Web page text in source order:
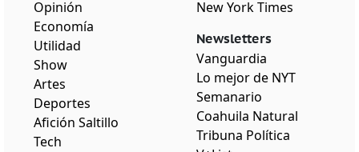
Opinión
Economía
Utilidad
Show
Artes
Deportes
Afición Saltillo
Tech
New York Times
Newsletters
Vanguardia
Lo mejor de NYT
Semanario
Coahuila Natural
Tribuna Política